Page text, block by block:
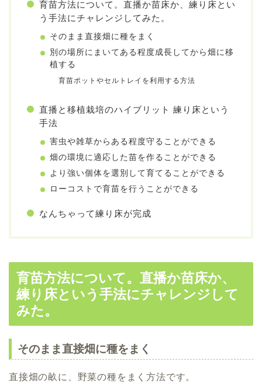
育苗方法について。直播か苗床か、練り床とい
う手法にチャレンジしてみた。
そのまま直接畑に種をまく
別の場所にまいてある程度成長してから畑に移
植する
育苗ポットやセルトレイを利用する方法
直播と移植栽培のハイブリット 練り床という
手法
害虫や雑草からある程度守ることができる
畑の環境に適応した苗を作ることができる
より強い個体を選別して育てることができる
ローコストで育苗を行うことができる
なんちゃって練り床が完成
育苗方法について。直播か苗床か、
練り床という手法にチャレンジして
みた。
そのまま直接畑に種をまく
直接畑の畝に、野菜の種をまく方法です。